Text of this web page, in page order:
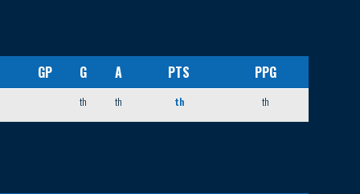
GP G A PTS
PPG
th th th th